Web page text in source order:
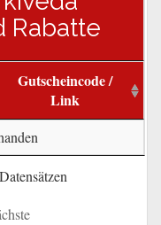
Rabatte
Gutscheincode /
Link